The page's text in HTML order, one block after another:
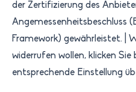
der Zertifizierung des
Angemessenheitsbeschluss
Framework) gewährleistet.​ |
widerrufen wollen, klicken
entsprechende Einstellung